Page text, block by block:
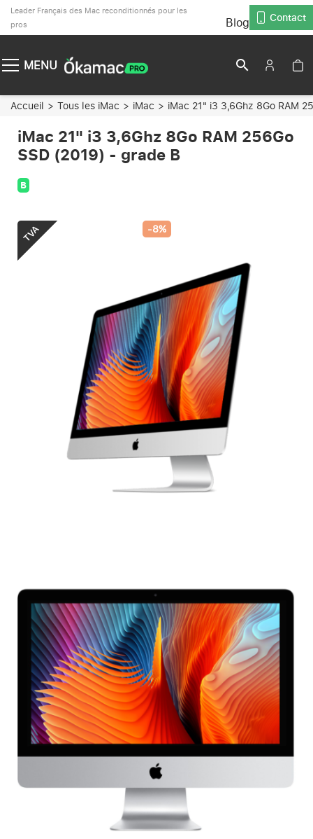
Leader Français des Mac reconditionnés pour les
pros
Blog Contact
search
MENU
Accueil Tous les iMac iMac iMac 21" i3 3,6Ghz 8Go RAM
iMac 21" i3 3,6Ghz 8Go RAM 256Go
SSD (2019) - grade B
B
-8%
TVA